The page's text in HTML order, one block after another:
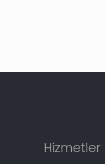
Hizmetler